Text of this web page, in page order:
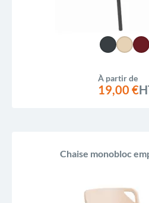
À partir de
19,00 €
Chaise monobloc